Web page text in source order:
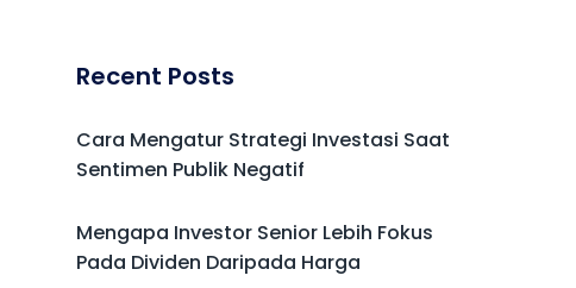
Recent Posts
Cara Mengatur Strategi Investasi Saat
Sentimen Publik Negatif
Mengapa Investor Senior Lebih Fokus
Pada Dividen Daripada Harga